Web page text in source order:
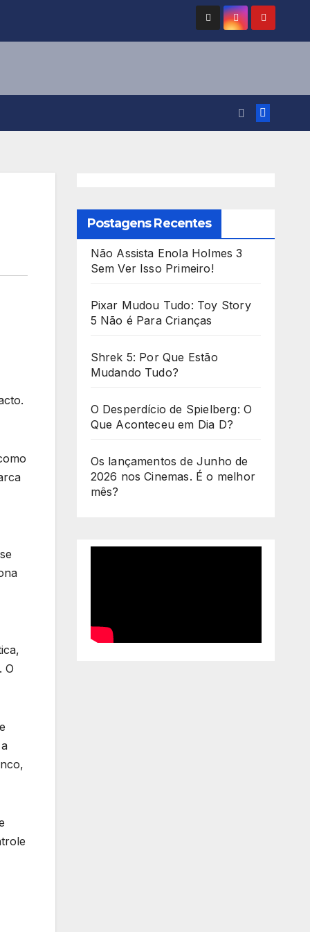
O
Postagens Recentes
Não Assista Enola Holmes 3
Sem Ver Isso Primeiro!
Pixar Mudou Tudo: Toy Story
5 Não é Para Crianças
Shrek 5: Por Que Estão
Mudando Tudo?
O Desperdício de Spielberg: O
Que Aconteceu em Dia D?
Os lançamentos de Junho de
2026 nos Cinemas. É o melhor
mês?